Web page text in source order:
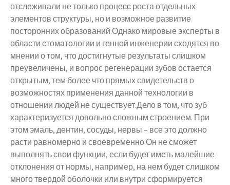
отслеживали не только процесс роста отдельных
элементов структуры, но и возможное развитие
посторонних образований.Однако мировые эксперты в
области стоматологии и генной инженерии сходятся во
мнении о том, что достигнутые результаты слишком
преувеличены, и вопрос регенерации зубов остается
открытым, тем более что прямых свидетельств о
возможностях применения данной технологии в
отношении людей не существует.Дело в том, что зуб
характеризуется довольно сложным строением. При
этом эмаль, дентин, сосуды, нервы – все это должно
расти равномерно и своевременно.Он не сможет
выполнять свои функции, если будет иметь малейшие
отклонения от нормы, например, на нем будет слишком
много твердой оболочки или внутри сформируется